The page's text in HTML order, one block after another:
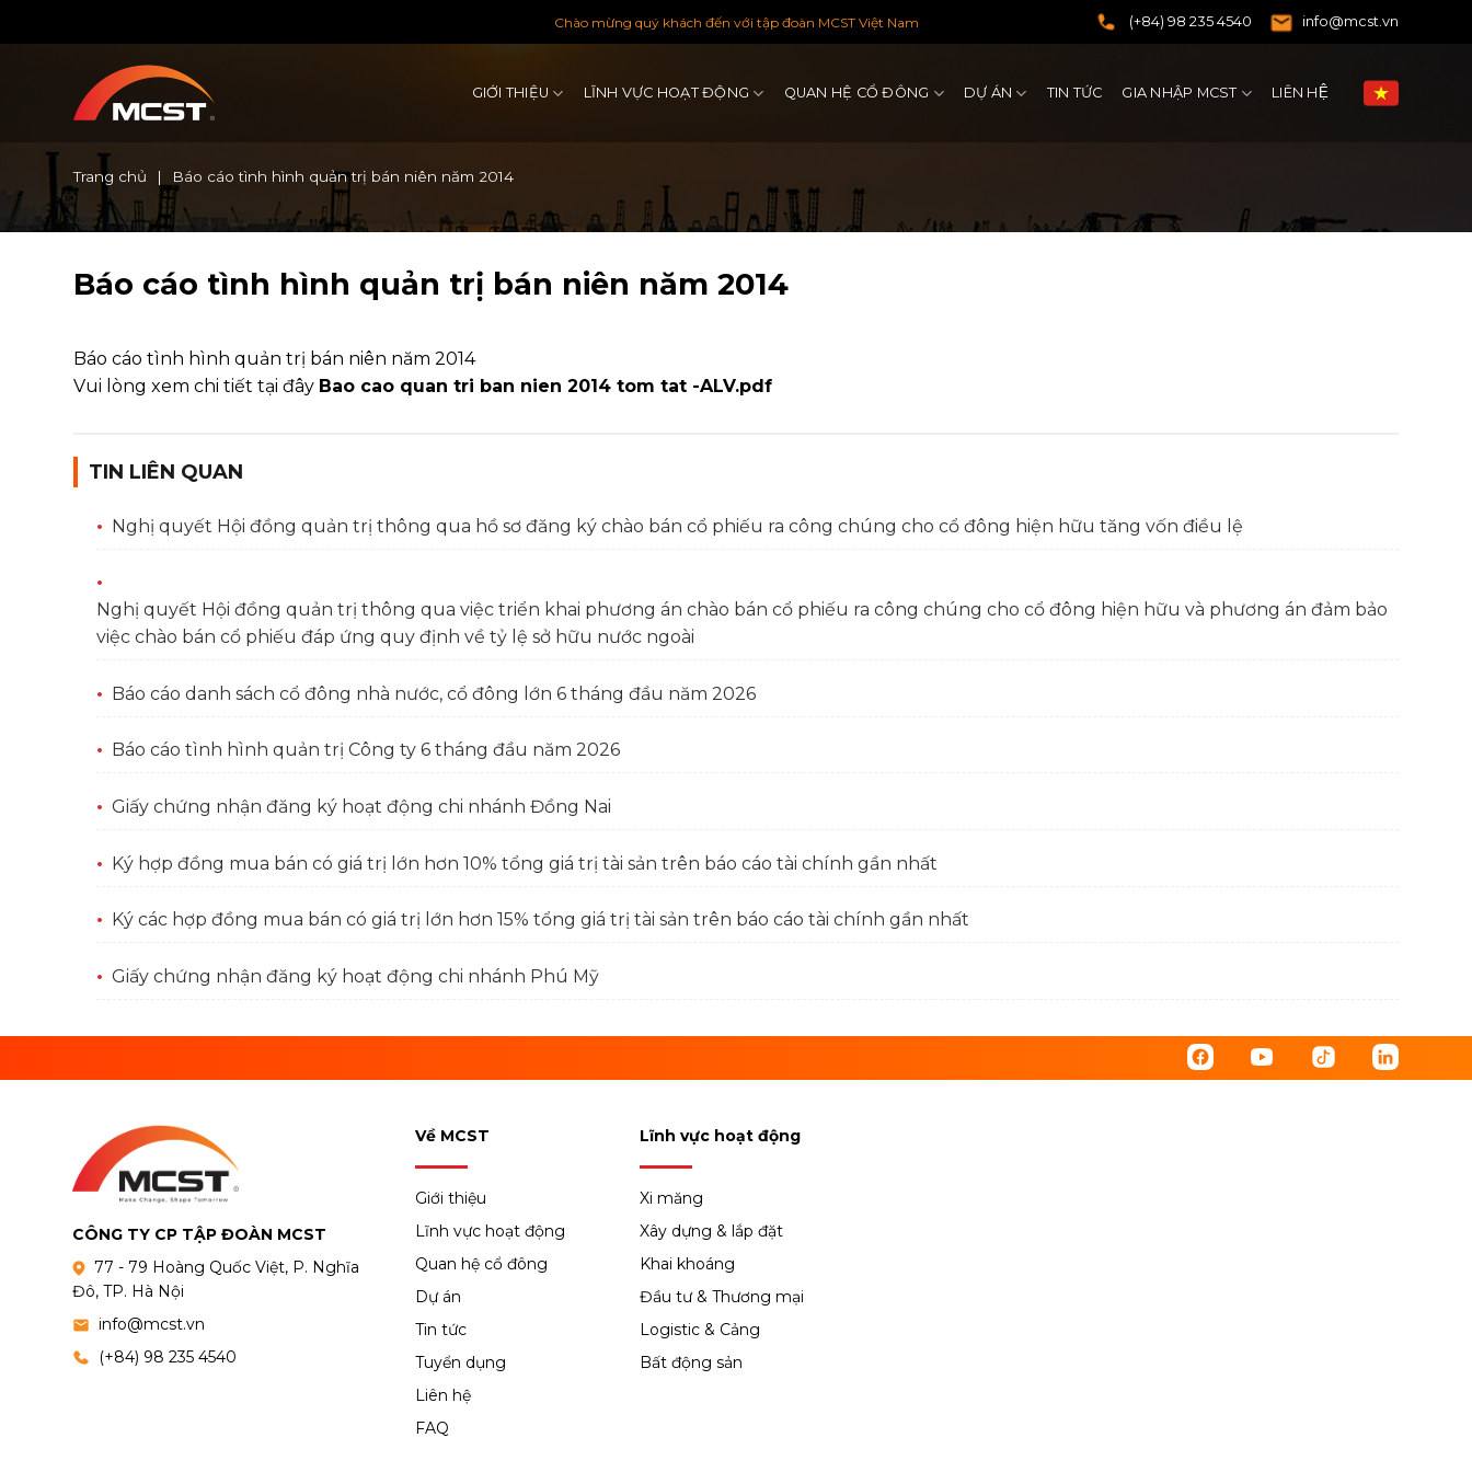
đến
Chào mừng quý khách đến với tập đoàn MCST Việt Nam (+84) 98 235 4540 info@mcst.vn
GIỚI THIỆU LĨNH VỰC HOẠT ĐỘNG QUAN HỆ CỔ ĐÔNG DỰ ÁN TIN TỨC GIA NHẬP MCST LIÊN HỆ
Trang chủ | Báo cáo tình hình quản trị bán niên năm 2014
Báo cáo tình hình quản trị bán niên năm 2014
Báo cáo tình hình quản trị bán niên năm 2014
Vui lòng xem chi tiết tại đây Bao cao quan tri ban nien 2014 tom tat -ALV.pdf
TIN LIÊN QUAN
Nghị quyết Hội đồng quản trị thông qua hồ sơ đăng ký chào bán cổ phiếu ra công chúng cho cổ đông hiện hữu tăng vốn điều lệ
Nghị quyết Hội đồng quản trị thông qua việc triển khai phương án chào bán cổ phiếu ra công chúng cho cổ đông hiện hữu và phương án đảm bảo
việc chào bán cổ phiếu đáp ứng quy định về tỷ lệ sở hữu nước ngoài
Báo cáo danh sách cổ đông nhà nước, cổ đông lớn 6 tháng đầu năm 2026
Báo cáo tình hình quản trị Công ty 6 tháng đầu năm 2026
Giấy chứng nhận đăng ký hoạt động chi nhánh Đồng Nai
Ký hợp đồng mua bán có giá trị lớn hơn 10% tổng giá trị tài sản trên báo cáo tài chính gần nhất
Ký các hợp đồng mua bán có giá trị lớn hơn 15% tổng giá trị tài sản trên báo cáo tài chính gần nhất
Giấy chứng nhận đăng ký hoạt động chi nhánh Phú Mỹ
CÔNG TY CP TẬP ĐOÀN MCST
77 - 79 Hoàng Quốc Việt, P. Nghĩa
Đô, TP. Hà Nội
info@mcst.vn
(+84) 98 235 4540
Về MCST
Giới thiệu
Lĩnh vực hoạt động
Quan hệ cổ đông
Dự án
Tin tức
Tuyển dụng
Liên hệ
FAQ
Lĩnh vực hoạt động
Xi măng
Xây dựng & lắp đặt
Khai khoáng
Đầu tư & Thương mại
Logistic & Cảng
Bất động sản